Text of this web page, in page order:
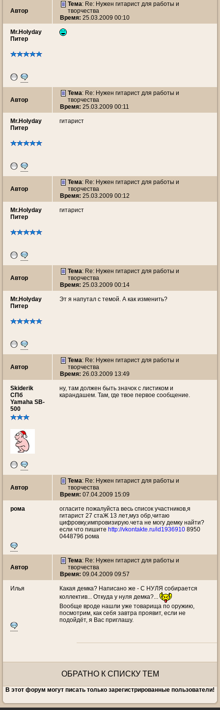
Автор
Тема: Re: Нужен гитарист для работы и
творчества
Время: 25.03.2009 00:10
Mr.Holyday
Питер
Автор
Тема: Re: Нужен гитарист для работы и
творчества
Время: 25.03.2009 00:11
Mr.Holyday
Питер
гитарист
Автор
Тема: Re: Нужен гитарист для работы и
творчества
Время: 25.03.2009 00:12
Mr.Holyday
Питер
гитарист
Автор
Тема: Re: Нужен гитарист для работы и
творчества
Время: 25.03.2009 00:14
Mr.Holyday
Питер
Эт я напутал с темой. А как изменить?
Автор
Тема: Re: Нужен гитарист для работы и
творчества
Время: 26.03.2009 13:49
Skiderik
СПб
Yamaha SB-
500
ну, там должен быть значок с листиком и
карандашем. Там, где твое первое сообщение.
Автор
Тема: Re: Нужен гитарист для работы и
творчества
Время: 07.04.2009 15:09
рома
огласите пожалуйста весь список участников,я
гитарист 27 стаЖ 13 лет,муз обр,читаю
цифровку,импровизирую.чета не могу демку найти?
если что пишите http://vkontakte.ru/id1936910 8950
0448796 рома
Автор
Тема: Re: Нужен гитарист для работы и
творчества
Время: 09.04.2009 09:57
Илья
Какая демка? Написано же - С НУЛЯ собирается
коллектив... Откуда у нуля демка?...
Вообще вроде нашли уже товарища по оружию,
посмотрим, как себя завтра проявит, если не
подойдёт, я Вас приглашу.
ОБРАТНО К СПИСКУ ТЕМ
В этот форум могут писать только зарегистрированные пользователи!